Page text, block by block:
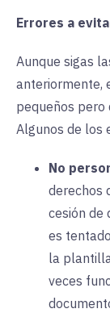
Errores a
Aunque sigas
anteriormente,
pequeños pero
Algunos de los
No
derechos
cesión de
es
la
veces